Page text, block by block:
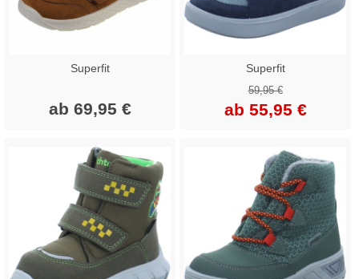
Superfit
ab 69,95 €
Superfit
59,95 €
ab 55,95 €